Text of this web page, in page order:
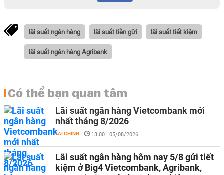
lãi suất ngân hàng lãi suất tiền gửi lãi suất tiết kiệm
lãi suất ngân hàng Agribank
Có thể bạn quan tâm
Lãi suất ngân hàng Vietcombank mới
nhất tháng 8/2026
TÀI CHÍNH - 13:00 | 05/08/2026
Lãi suất ngân hàng hôm nay 5/8 gửi tiết
kiệm ở Big4 Vietcombank, Agribank,